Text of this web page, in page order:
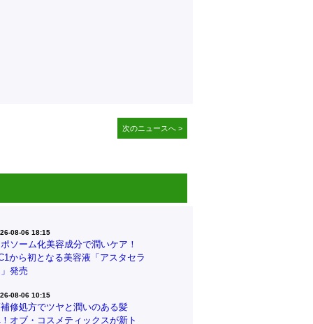
次のニュースへ >
08-06 18:15
ポソーム化美容成分で潤いケア！
から初となる美容液「アスタセラ
発売
08-06 10:15
修処方でツヤと潤いのある髪
オブ・コスメティックスが新ト